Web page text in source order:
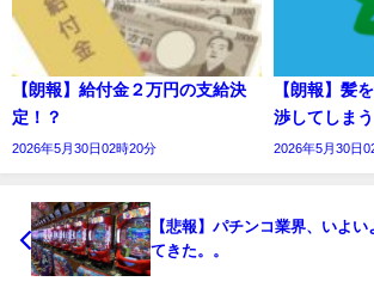
【朗報】給付金２万円の支給決
定！？
2026年5月30日02時20分
【朗報】髪
渉してしまう
2026年5月30日
【悲報】パチンコ業界、いよ
てきた。。